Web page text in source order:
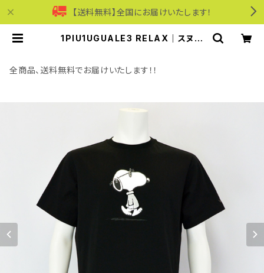
【送料無料】全国にお届けいたします！
1PIU1UGUALE3 RELAX｜スヌー
クス メンズ ust-26055 ブラック |
モリワンワールドオンラインショップ
全商品、送料無料でお届けいたします！！